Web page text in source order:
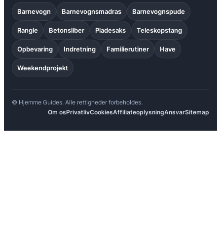
Barnevogn Barnevognsmadras Barnevognspude
Rangle Betonsliber Pladesaks Teleskopstang
Opbevaring Indretning Familierutiner Have
Weekendprojekt
© Hjemme Guides. Alle rettigheder forbeholdes.
Om osPrivatlivCookiesAffiliateoplysningAnsvarSitemap